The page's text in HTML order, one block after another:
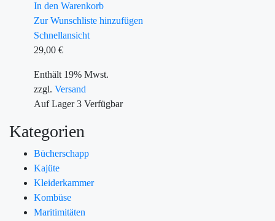
In den Warenkorb
Zur Wunschliste hinzufügen
Schnellansicht
29,00 €
Enthält 19% Mwst.
zzgl. Versand
Auf Lager3 Verfügbar
Kategorien
Bücherschapp
Kajüte
Kleiderkammer
Kombüse
Maritimitäten